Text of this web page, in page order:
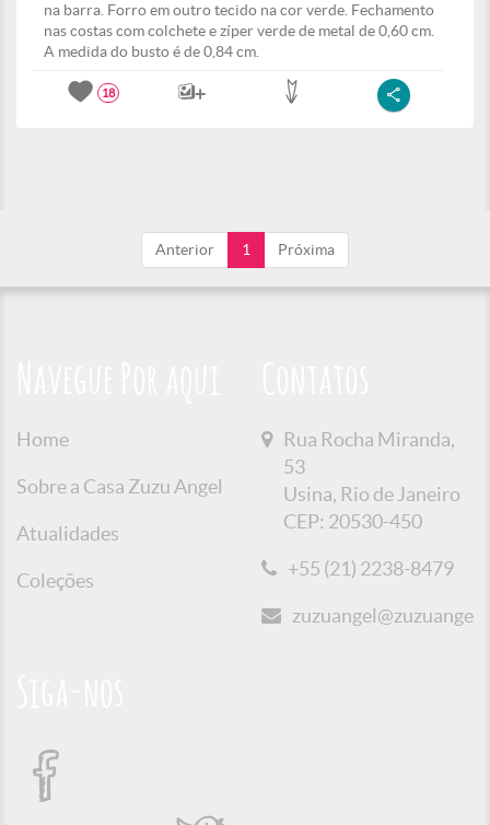
na barra. Forro em outro tecido na cor verde. Fechamento
nas costas com colchete e zíper verde de metal de 0,60 cm.
A medida do busto é de 0,84 cm.
18
Anterior 1 Próxima
Home
Sobre a Casa Zuzu Angel
Atualidades
Coleções
Rua Rocha Miranda,
53
Usina, Rio de Janeiro
CEP: 20530-450
+55 (21) 2238-8479